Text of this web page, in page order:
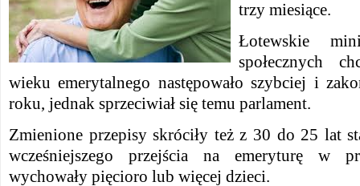
trzy miesiące.
Łotewskie
społecznych
wieku emerytalnego następowało szybciej i
roku, jednak sprzeciwiał się temu parlament.
Zmienione przepisy skróciły też z 30 do 25 lat
wcześniejszego przejścia na emeryturę w
wychowały pięcioro lub więcej dzieci.